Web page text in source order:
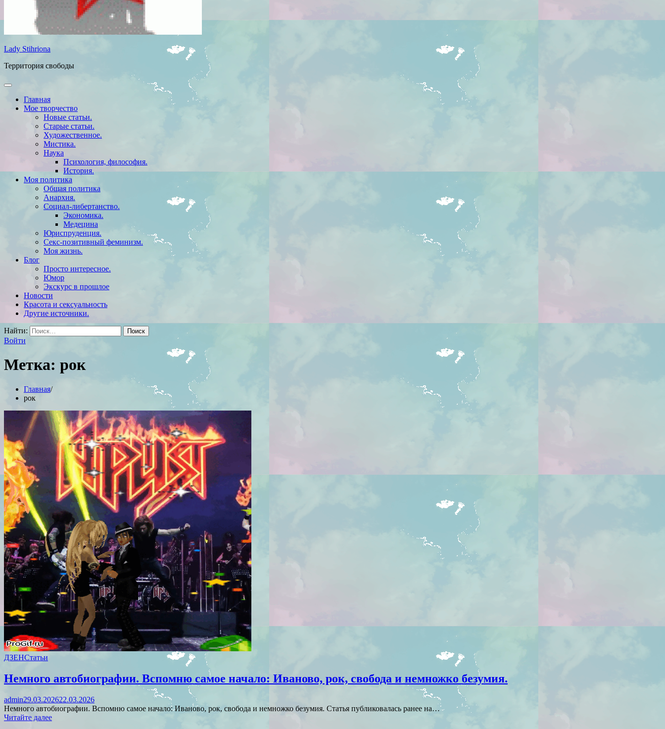
Lady Stihriona
Территория свободы
Главная
Мое творчество
Новые статьи.
Старые статьи.
Художественное.
Мистика.
Наука
Психология, философия.
История.
Моя политика
Общая политика
Анархия.
Социал-либертанство.
Экономика.
Медецина
Юриспруденция.
Секс-позитивный феминизм.
Моя жизнь.
Блог
Просто интересное.
Юмор
Экскурс в прошлое
Новости
Красота и сексуальность
Другие источники.
Найти:
Войти
Метка: рок
Главная
рок
ДЗЕНСтатьи
Немного автобиографии. Вспомню самое начало: Иваново, рок, свобода и немножко безумия.
admin29.03.202622.03.2026
Немного автобиографии. Вспомню самое начало: Иваново, рок, свобода и немножко безумия. Статья публиковалась ранее на…
Читайте далее